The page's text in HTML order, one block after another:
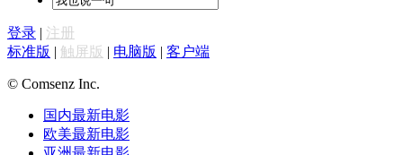
登录 | 注册
标准版 | 触屏版 | 电脑版 | 客户端
© Comsenz Inc.
国内最新电影
欧美最新电影